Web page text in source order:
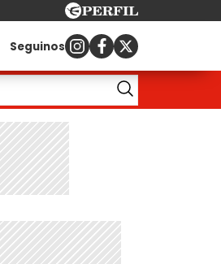
Seguinos